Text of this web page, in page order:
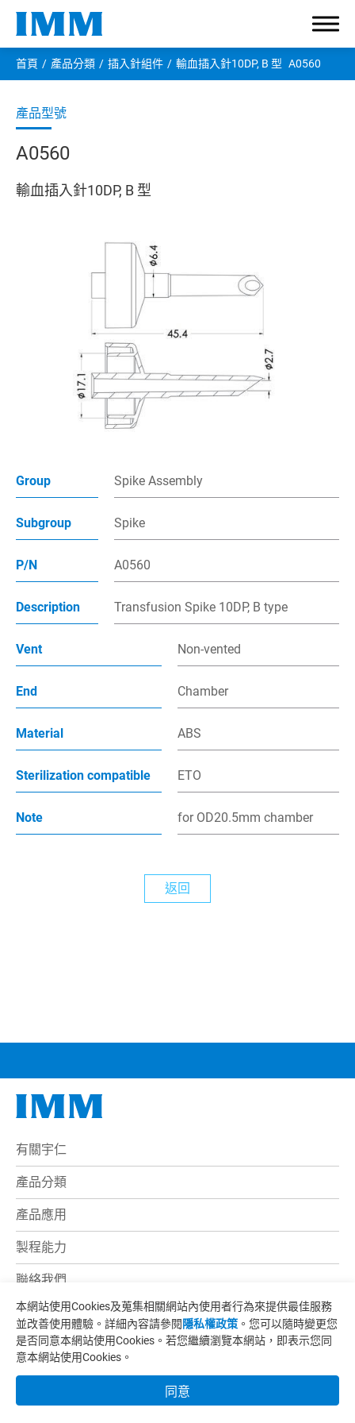
首頁 產品分類 插入針組件 輸血插入針10DP, B 型 A0560
A0560
輸血插入針10DP, B 型
Group Spike Assembly
Subgroup Spike
P/N A0560
Description Transfusion Spike 10DP, B type
Vent Non-vented
End Chamber
Material ABS
Sterilization compatible ETO
Note for OD20.5mm chamber
返回
有關宇仁
產品分類
產品應用
製程能力
聯絡我們
電子型錄
最新消息
苗栗縣竹南鎮永貞路一段181巷107號
有關宇仁
產品分類
大管徑接頭
多管路接頭
插入針組件
接頭組件
注射帽
製程能力
聯絡我們
最新消息
English
本網站使用Cookies及蒐集相關網站內使用者行為來提供最佳服務
並改善使用體驗。詳細內容請參閱 隱私權政策 。您可以隨時變更您
是否同意本網站使用Cookies。若您繼續瀏覽本網站，即表示您同
意本網站使用Cookies。
同意